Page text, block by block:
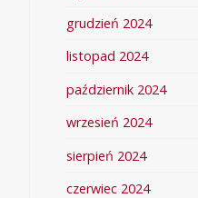
grudzień 2024
listopad 2024
październik 2024
wrzesień 2024
sierpień 2024
czerwiec 2024